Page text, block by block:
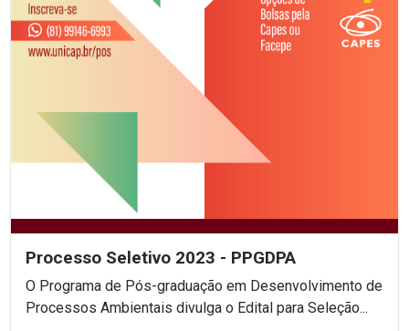
Processo Seletivo 2023 - PPGDPA
O Programa de Pós-graduação em Desenvolvimento de
Processos Ambientais divulga o Edital para Seleção...